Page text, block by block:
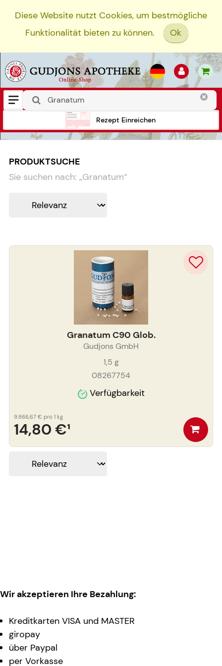
Diese Website nutzt Cookies, um bestmögliche
Funktionalität bieten zu können.
Ok
Rezept Einreichen
PRODUKTSUCHE
Sie suchen nach: „Granatum“
Granatum C90 Glob.
Gudjons GmbH
1,5 g
08267754
Verfügbarkeit
14,80 €¹
9.866,67 € pro 1 kg
Wir akzeptieren Ihre Bezahlung:
Kreditkarten VISA und MASTER
giropay
über Paypal
per Vorkasse